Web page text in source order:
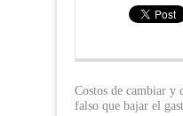
Costos de cambiar y
falso que bajar el